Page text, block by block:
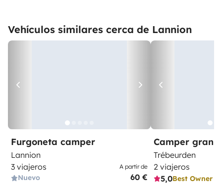
Vehículos similares cerca de Lannion
Furgoneta camper
Lannion
3 viajeros
Nuevo
A partir de
60 €
Camper gran
Trébeurden
2 viajeros
5,0Best Owner